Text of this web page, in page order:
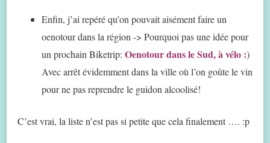
Enfin, j’ai repéré qu’on pouvait aisément faire un
oenotour dans la région -> Pourquoi pas une idée pour
un prochain Biketrip: Oenotour dans le Sud, à vélo :)
Avec arrêt évidemment dans la ville où l’on goûte le vin
pour ne pas reprendre le guidon alcoolisé!
C’est vrai, la liste n’est pas si petite que cela finalement …. :p